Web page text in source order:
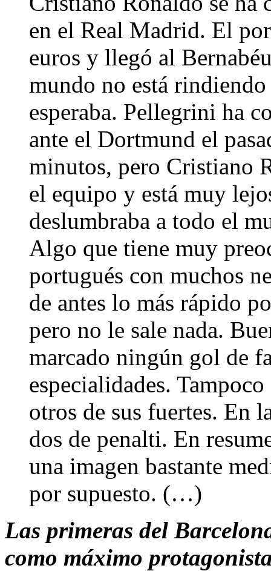
en el Real Madrid. El
euros y llegó al
mundo no está
esperaba. Pellegrini ha
ante el Dortmund el
minutos, pero Cristiano
el equipo y está muy
deslumbraba a todo el
Algo que tiene muy
portugués con muchos
de antes lo más rápido
pero no le sale nada.
marcado ningún gol de
especialidades.
otros de sus fuertes. En
dos de penalti. En
una imagen bastante
por supuesto. (…)
Las primeras del
como máximo